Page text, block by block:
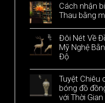
Cách nhận
Thau bằng
Đôi Nét Về
Mỹ Nghệ
Độ
Tuyệt Chiêu
bóng đồ
với Thời Gian